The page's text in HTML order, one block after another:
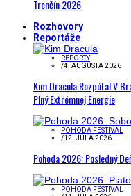
Trenčín 2026
Rozhovory
Reportáže
REPORTY
/4. AUGUSTA 2026
Kim Dracula Rozpútal V
Plný Extrémnej Energie
POHODA FESTIVAL
/12. JÚLA 2026
Pohoda 2026: Posledný
POHODA FESTIVAL